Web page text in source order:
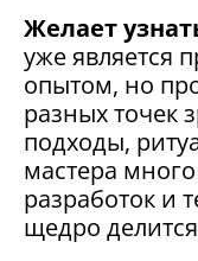
Желает
уже является
опытом, но
разных точек
подходы,
мастера
разработок и
щедро